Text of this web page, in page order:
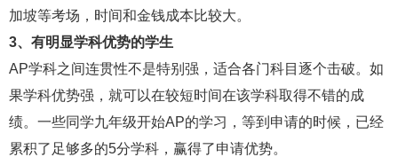
加坡等考场，时间和金钱成本比较大。
3、有明显学科优势的学生
AP学科之间连贯性不是特别强，适合各门科目逐个击破。如
果学科优势强，就可以在较短时间在该学科取得不错的成
绩。一些同学九年级开始AP的学习，等到申请的时候，已经
累积了足够多的5分学科，赢得了申请优势。